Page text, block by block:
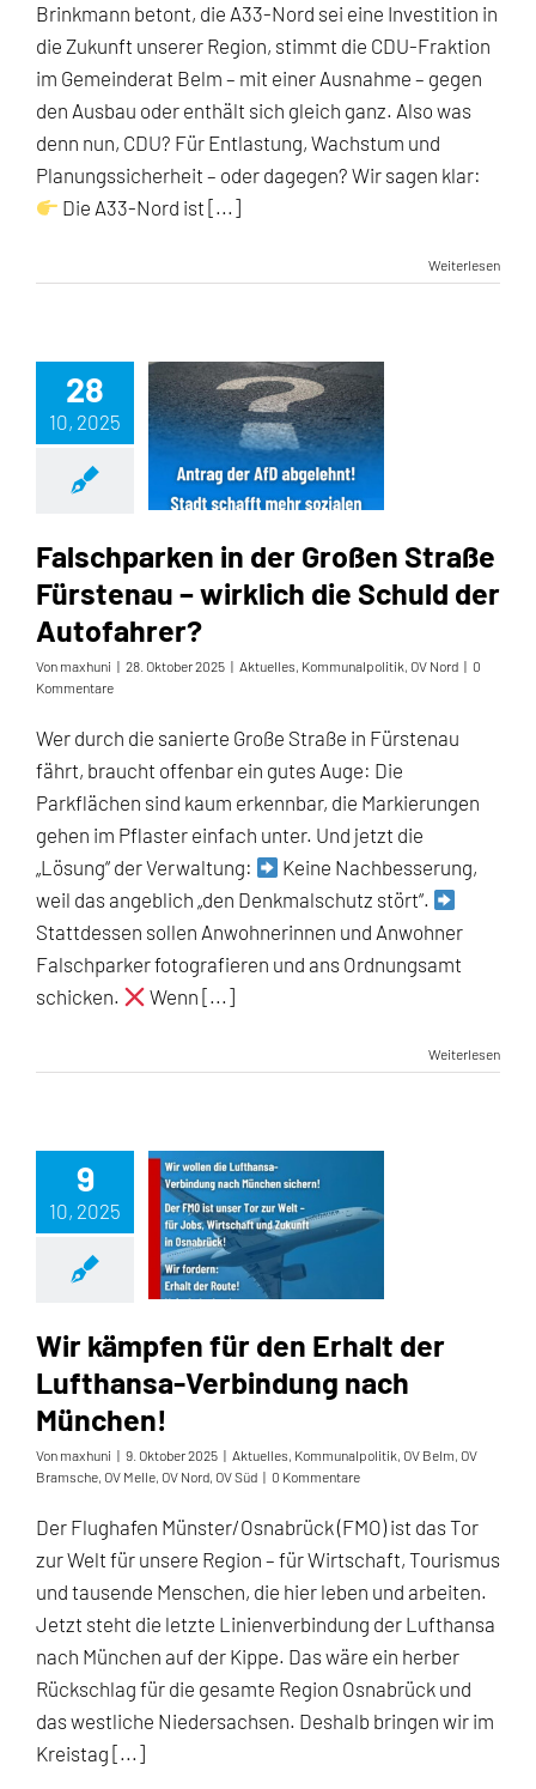
Brinkmann betont, die A33-Nord sei eine Investition in
die Zukunft unserer Region, stimmt die CDU-Fraktion
im Gemeinderat Belm – mit einer Ausnahme – gegen
den Ausbau oder enthält sich gleich ganz. Also was
denn nun, CDU? Für Entlastung, Wachstum und
Planungssicherheit – oder dagegen? Wir sagen klar:
Die A33-Nord ist [...]
Weiterlesen
28
10, 2025
Falschparken in der Großen Straße
Fürstenau – wirklich die Schuld der
Autofahrer?
Von maxhuni | 28. Oktober 2025 | Aktuelles, Kommunalpolitik, OV Nord | 0
Kommentare
Wer durch die sanierte Große Straße in Fürstenau
fährt, braucht offenbar ein gutes Auge: Die
Parkflächen sind kaum erkennbar, die Markierungen
gehen im Pflaster einfach unter. Und jetzt die
„Lösung“ der Verwaltung:
Keine Nachbesserung,
weil das angeblich „den Denkmalschutz stört“.
Stattdessen sollen Anwohnerinnen und Anwohner
Falschparker fotografieren und ans Ordnungsamt
schicken.
Wenn [...]
Weiterlesen
9
10, 2025
Wir kämpfen für den Erhalt der
Lufthansa-Verbindung nach
München!
Von maxhuni | 9. Oktober 2025 | Aktuelles, Kommunalpolitik, OV Belm, OV
Bramsche, OV Melle, OV Nord, OV Süd | 0 Kommentare
Der Flughafen Münster/Osnabrück (FMO) ist das Tor
zur Welt für unsere Region – für Wirtschaft, Tourismus
und tausende Menschen, die hier leben und arbeiten.
Jetzt steht die letzte Linienverbindung der Lufthansa
nach München auf der Kippe. Das wäre ein herber
Rückschlag für die gesamte Region Osnabrück und
das westliche Niedersachsen. Deshalb bringen wir im
Kreistag [...]